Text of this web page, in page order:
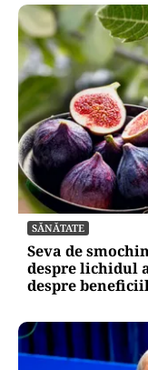
SĂNĂTATE
Seva de
despre lichidul
despre